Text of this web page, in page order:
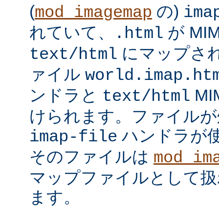
(mod_imagemap の)
れていて、
.html が
text/html にマップさ
ァイル
ンドラと text/html
けられます。ファイル
imap-file ハンドラが
そのファイルは
マップファイルとして
ます。